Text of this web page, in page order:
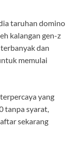
taruhan domino
kalangan gen-z
dan
memulai
yang
tanpa syarat,
sekarang